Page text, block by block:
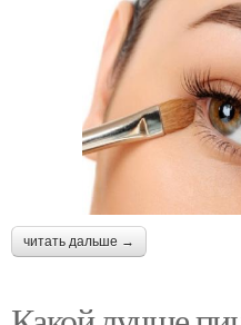
читать дальше →